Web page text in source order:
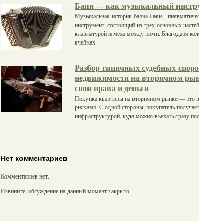
Баян — как музыкальный
Музыкальная история баяна Баян –
инструмент, состоящий из трех основных
клавиатурой и меха между ними. Благодаря
ячейках
Разбор типичных судебных
недвижимости на вторичном
свои права и деньги
Покупка квартиры на вторичном рынке — это
рисками. С одной стороны, покупатель
инфраструктурой, куда можно въехать сразу
Нет комментариев
Комментариев нет.
Извините, обсуждение на данный момент закрыто.